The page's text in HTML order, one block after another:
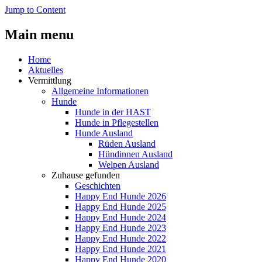
Jump to Content
Main menu
Home
Aktuelles
Vermittlung
Allgemeine Informationen
Hunde
Hunde in der HAST
Hunde in Pflegestellen
Hunde Ausland
Rüden Ausland
Hündinnen Ausland
Welpen Ausland
Zuhause gefunden
Geschichten
Happy End Hunde 2026
Happy End Hunde 2025
Happy End Hunde 2024
Happy End Hunde 2023
Happy End Hunde 2022
Happy End Hunde 2021
Happy End Hunde 2020